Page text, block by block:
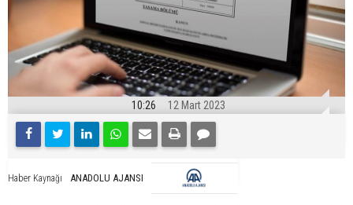
10:26 12 Mart 2023
Haber Kaynağı ANADOLU AJANSI